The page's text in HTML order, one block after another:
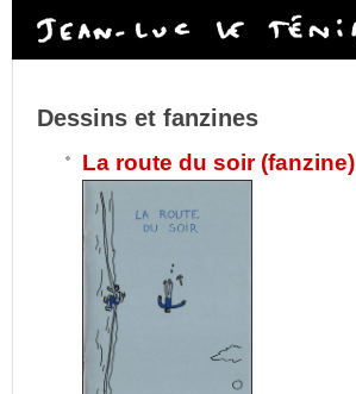
Dessins et fanzines
La route du soir (fanzine)